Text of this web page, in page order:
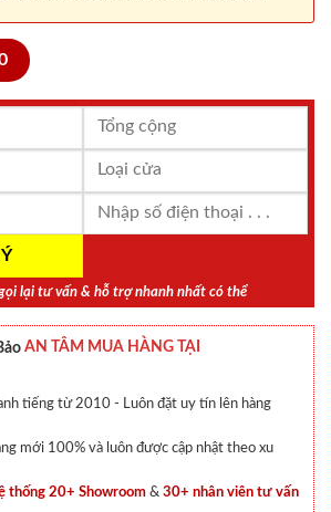
lại tư vấn & hỗ trợ nhanh nhất có thể
AN TÂM MUA HÀNG TẠI
tiếng từ 2010 - Luôn đặt uy tín lên hàng
mới 100% và luôn được cập nhật theo xu
thống 20+ Showroom & 30+ nhân viên tư vấn